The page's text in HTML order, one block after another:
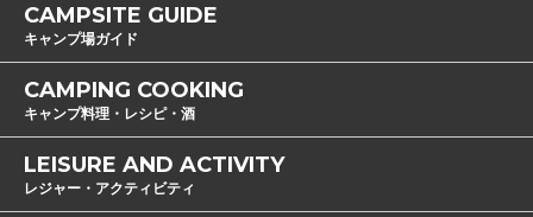
CAMPSITE GUIDE
キャンプ場ガイド
CAMPING COOKING
キャンプ料理・レシピ・酒
LEISURE AND ACTIVITY
レジャー・アクティビティ